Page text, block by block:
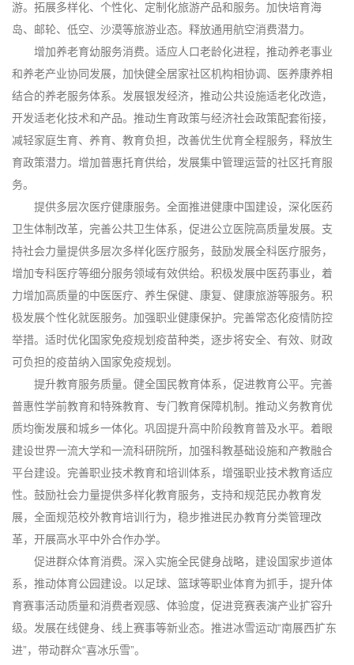
游。拓展多样化、个性化、定制化旅游产品和服务。加快培育海
岛、邮轮、低空、沙漠等旅游业态。释放通用航空消费潜力。
增加养老育幼服务消费。适应人口老龄化进程，推动养老事业
和养老产业协同发展，加快健全居家社区机构相协调、医养康养相
结合的养老服务体系。发展银发经济，推动公共设施适老化改造，
开发适老化技术和产品。推动生育政策与经济社会政策配套衔接，
减轻家庭生育、养育、教育负担，改善优生优育全程服务，释放生
育政策潜力。增加普惠托育供给，发展集中管理运营的社区托育服
务。
提供多层次医疗健康服务。全面推进健康中国建设，深化医药
卫生体制改革，完善公共卫生体系，促进公立医院高质量发展。支
持社会力量提供多层次多样化医疗服务，鼓励发展全科医疗服务，
增加专科医疗等细分服务领域有效供给。积极发展中医药事业，着
力增加高质量的中医医疗、养生保健、康复、健康旅游等服务。积
极发展个性化就医服务。加强职业健康保护。完善常态化疫情防控
举措。适时优化国家免疫规划疫苗种类，逐步将安全、有效、财政
可负担的疫苗纳入国家免疫规划。
提升教育服务质量。健全国民教育体系，促进教育公平。完善
普惠性学前教育和特殊教育、专门教育保障机制。推动义务教育优
质均衡发展和城乡一体化。巩固提升高中阶段教育普及水平。着眼
建设世界一流大学和一流科研院所，加强科教基础设施和产教融合
平台建设。完善职业技术教育和培训体系，增强职业技术教育适应
性。鼓励社会力量提供多样化教育服务，支持和规范民办教育发
展，全面规范校外教育培训行为，稳步推进民办教育分类管理改
革，开展高水平中外合作办学。
促进群众体育消费。深入实施全民健身战略，建设国家步道体
系，推动体育公园建设。以足球、篮球等职业体育为抓手，提升体
育赛事活动质量和消费者观感、体验度，促进竞赛表演产业扩容升
级。发展在线健身、线上赛事等新业态。推进冰雪运动“南展西扩东
进”，带动群众“喜冰乐雪”。